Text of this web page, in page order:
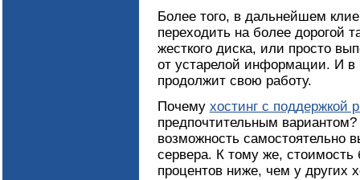
Более того, в дальнейшем
переходить на более
жесткого диска, или просто
от устарелой информации. И в
продолжит свою работу.
Почему хостинг с поддержкой
предпочтительным
возможность самостоятельно
сервера. К тому же,
процентов ниже, чем у других